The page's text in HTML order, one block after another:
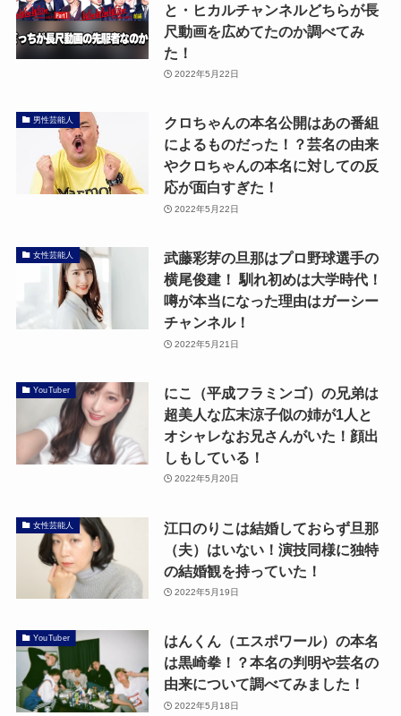
と・ヒカルチャンネルどちらが長
尺動画を広めてたのか調べてみ
た！
2022年5月22日
男性芸能人
クロちゃんの本名公開はあの番組
によるものだった！？芸名の由来
やクロちゃんの本名に対しての反
応が面白すぎた！
2022年5月22日
女性芸能人
武藤彩芽の旦那はプロ野球選手の
横尾俊建！ 馴れ初めは大学時代！
噂が本当になった理由はガーシー
チャンネル！
2022年5月21日
YouTuber
にこ（平成フラミンゴ）の兄弟は
超美人な広末涼子似の姉が1人と
オシャレなお兄さんがいた！顔出
しもしている！
2022年5月20日
女性芸能人
江口のりこは結婚しておらず旦那
（夫）はいない！演技同様に独特
の結婚観を持っていた！
2022年5月19日
YouTuber
はんくん（エスポワール）の本名
は黒崎拳！？本名の判明や芸名の
由来について調べてみました！
2022年5月18日